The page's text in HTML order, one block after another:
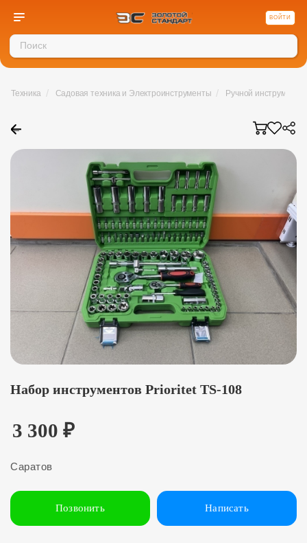
ВОЙТИ
←
Техника / Садовая техника и Электроинструменты / Ручной инструмент
Набор инструментов Prioritet TS-108
3 300 ₽
Саратов
Позвонить Написать